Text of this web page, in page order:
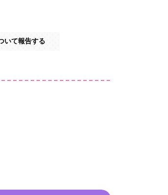
いて報告する